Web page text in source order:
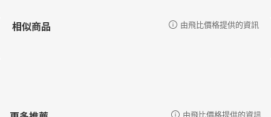
相似商品 由飛比價格提供的資訊
由飛比價格提供的資訊